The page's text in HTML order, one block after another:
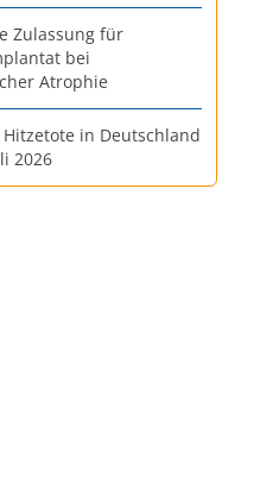
Zulassung für
bei
Atrophie
Hitzetote in Deutschland
2026